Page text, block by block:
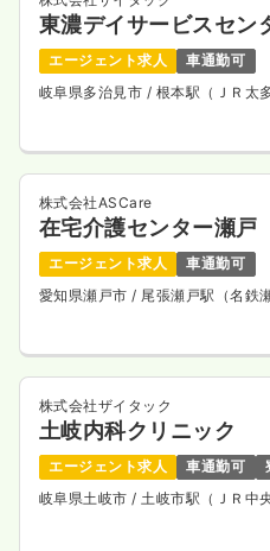
日勤のみ（パート）
給与 時給1,450円〜
時間 8:30～17:05（休憩60分）
気になる
訪問看護正看護師
時間 8:40～17:15（休憩60分）
オンコールあり
第二新卒可
気になる
東濃デイサービスセン
エージェント求人
車通勤可
岐阜県多治見市 / 根本駅（ＪＲ太
株式会社ASCare
在宅介護センター瀬戸
エージェント求人
車通勤可
愛知県瀬戸市 / 尾張瀬戸駅（名鉄
株式会社ザイタック
土岐内科クリニック
エージェント求人 車通勤可
岐阜県土岐市 / 土岐市駅（ＪＲ中